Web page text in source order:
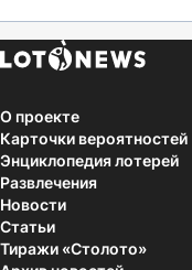
О проекте
Карточки вероятностей
Энциклопедия лотерей
Развлечения
Новости
Статьи
Тиражи «Столото»